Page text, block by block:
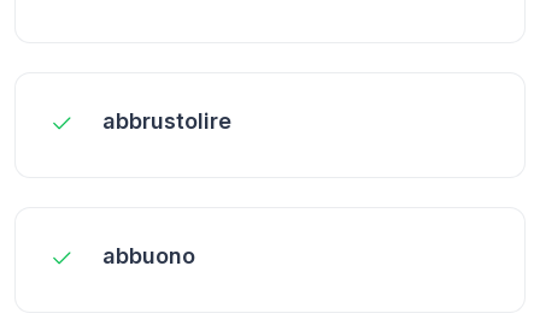
abbrustolire
abbuono